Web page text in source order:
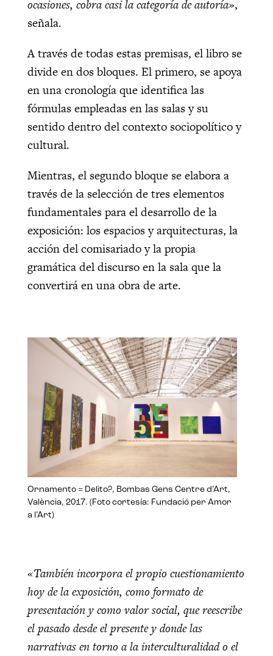
ocasiones, cobra casi la categoría de autoría»,
señala.
A través de todas estas premisas, el libro se
divide en dos bloques. El primero, se apoya
en una cronología que identifica las
fórmulas empleadas en las salas y su
sentido dentro del contexto sociopolítico y
cultural.
Mientras, el segundo bloque se elabora a
través de la selección de tres elementos
fundamentales para el desarrollo de la
exposición: los espacios y arquitecturas, la
acción del comisariado y la propia
gramática del discurso en la sala que la
convertirá en una obra de arte.
Ornamento = Delito?, Bombas Gens Centre d’Art,
València, 2017. (Foto cortesía: Fundació per Amor
a l’Art)
«También incorpora el propio cuestionamiento
hoy de la exposición, como formato de
presentación y como valor social, que reescribe
el pasado desde el presente y donde las
narrativas en torno a la interculturalidad o el